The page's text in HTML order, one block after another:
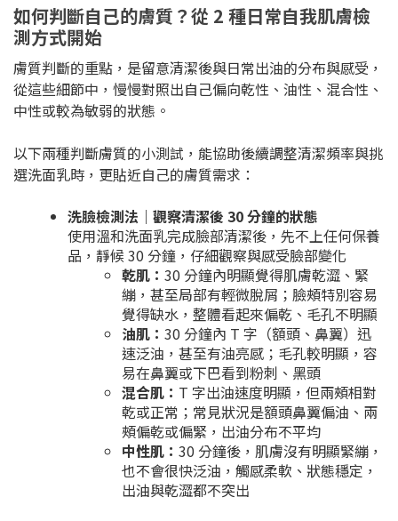
如何判斷自己的膚質？從 2 種日常自我肌膚檢
測方式開始
膚質判斷的重點，是留意清潔後與日常出油的分布與感受，
從這些細節中，慢慢對照出自己偏向乾性、油性、混合性、
中性或較為敏弱的狀態。
以下兩種判斷膚質的小測試，能協助後續調整清潔頻率與挑
選洗面乳時，更貼近自己的膚質需求：
洗臉檢測法｜觀察清潔後 30 分鐘的狀態
使用溫和洗面乳完成臉部清潔後，先不上任何保養
品，靜候 30 分鐘，仔細觀察與感受臉部變化
乾肌： 30 分鐘內明顯覺得肌膚乾澀、緊
繃，甚至局部有輕微脫屑；臉頰特別容易
覺得缺水，整體看起來偏乾、毛孔不明顯
油肌： 30 分鐘內 T 字（額頭、鼻翼）迅
速泛油，甚至有油亮感；毛孔較明顯，容
易在鼻翼或下巴看到粉刺、黑頭
混合肌： T 字出油速度明顯，但兩頰相對
乾或正常；常見狀況是額頭鼻翼偏油、兩
頰偏乾或偏緊，出油分布不平均
中性肌： 30 分鐘後，肌膚沒有明顯緊繃，
也不會很快泛油，觸感柔軟、狀態穩定，
出油與乾澀都不突出